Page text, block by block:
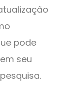
pode
seu